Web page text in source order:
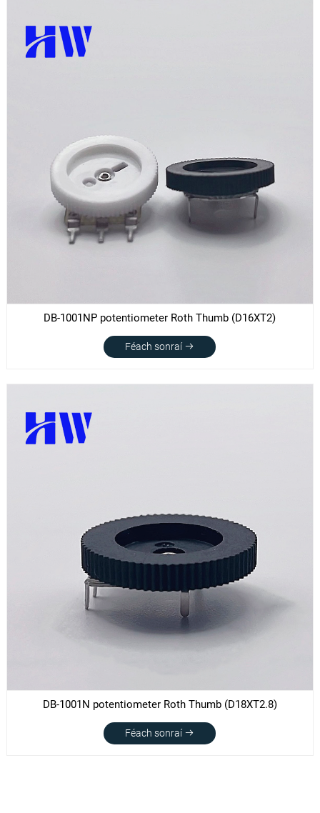
DB-1001NP potentiometer Roth Thumb (D16XT2)
Féach sonraí
DB-1001N potentiometer Roth Thumb (D18XT2.8)
Féach sonraí